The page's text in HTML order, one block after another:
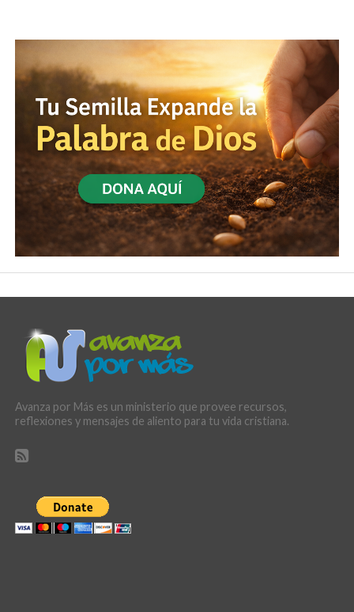
Avanza por Más es un ministerio que provee recursos,
reflexiones y mensajes de aliento para tu vida cristiana.